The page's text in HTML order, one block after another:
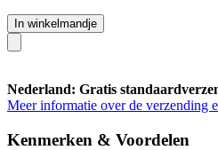
In winkelmandje
Nederland: Gratis
Meer informatie over de verzending
Kenmerken & Voordelen